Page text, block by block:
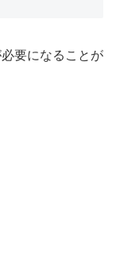
要になることが